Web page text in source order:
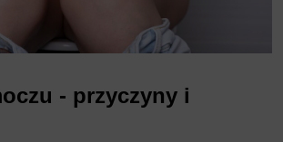
- przyczyny i